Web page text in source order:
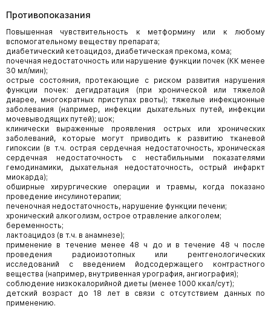
Противопоказания
Повышенная чувствительность к метформину или к любому
вспомогательному веществу препарата;
диабетический кетоацидоз, диабетическая прекома, кома;
почечная недостаточность или нарушение функции почек (КК менее
30 мл/мин);
острые состояния, протекающие с риском развития нарушения
функции почек: дегидратация (при хронической или тяжелой
диарее, многократных приступах рвоты); тяжелые инфекционные
заболевания (например, инфекции дыхательных путей, инфекции
мочевыводящих путей); шок;
клинически выраженные проявления острых или хронических
заболеваний, которые могут приводить к развитию тканевой
гипоксии (в т.ч. острая сердечная недостаточность, хроническая
сердечная недостаточность с нестабильными показателями
гемодинамики, дыхательная недостаточность, острый инфаркт
миокарда);
обширные хирургические операции и травмы, когда показано
проведение инсулинотерапии;
печеночная недостаточность, нарушение функции печени;
хронический алкоголизм, острое отравление алкоголем;
беременность;
лактоацидоз (в т.ч. в анамнезе);
применение в течение менее 48 ч до и в течение 48 ч после
проведения радиоизотопных или рентгенологических
исследований с введением йодсодержащего контрастного
вещества (например, внутривенная урография, ангиография);
соблюдение низкокалорийной диеты (менее 1000 ккал/сут);
детский возраст до 18 лет в связи с отсутствием данных по
применению.